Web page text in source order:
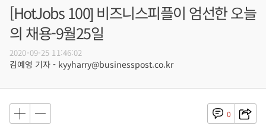
[HotJobs 100] 비즈니스피플이 엄선한 오늘
의 채용-9월25일
2020-09-25 11:46:02
김예영 기자 - kyyharry@businesspost.co.kr
0